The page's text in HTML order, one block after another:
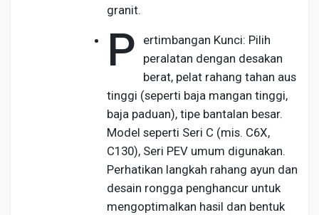
granit.
P
ertimbangan Kunci: Pilih
peralatan dengan desakan
berat, pelat rahang tahan aus
tinggi (seperti baja mangan tinggi,
baja paduan), tipe bantalan besar.
Model seperti Seri C (mis. C6X,
C130), Seri PEV umum digunakan.
Perhatikan langkah rahang ayun dan
desain rongga penghancur untuk
mengoptimalkan hasil dan bentuk